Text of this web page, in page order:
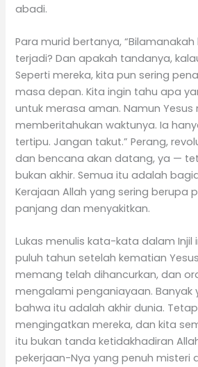
abadi.
Para murid bertanya,
terjadi? Dan apakah tandanya,
Seperti mereka, kita pun sering
masa depan. Kita ingin tahu apa
untuk merasa aman. Namun Yesus
memberitahukan waktunya. Ia
tertipu. Jangan takut.” Perang,
dan bencana akan datang, ya —
bukan akhir. Semua itu adalah
Kerajaan Allah yang sering berupa
panjang dan menyakitkan.
Lukas menulis kata-kata dalam Injil
puluh tahun setelah kematian
memang telah dihancurkan, dan
mengalami penganiayaan. Banyak
bahwa itu adalah akhir dunia.
mengingatkan mereka, dan kita
itu bukan tanda ketidakhadiran
pekerjaan-Nya yang penuh misteri